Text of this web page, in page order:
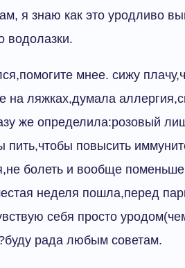
я знаю как это уродливо
водолазки.
мнее. сижу
на ляжках,думала
же определила:розовый
пить,чтобы повысить
болеть и вообще
неделя пошла,перед
себя просто
рада любым советам.